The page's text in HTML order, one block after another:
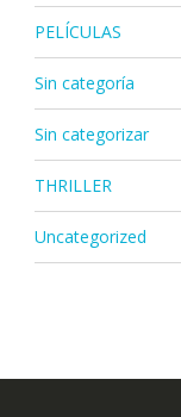
PELÍCULAS
Sin categoría
Sin categorizar
THRILLER
Uncategorized